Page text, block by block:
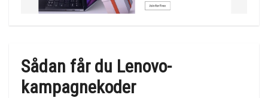
Sådan får du Lenovo-
kampagnekoder